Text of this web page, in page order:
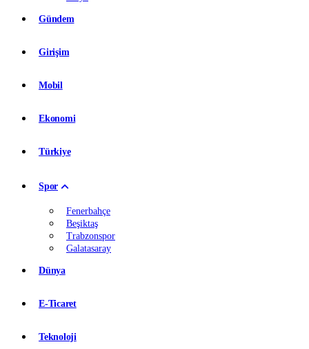
Gündem
Girişim
Mobil
Ekonomi
Türkiye
Spor
Fenerbahçe
Beşiktaş
Trabzonspor
Galatasaray
Dünya
E-Ticaret
Teknoloji